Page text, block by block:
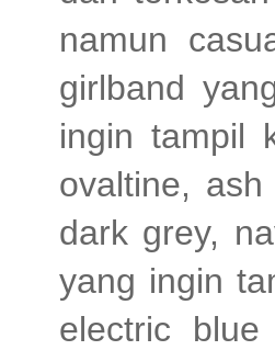
namun
girlband
ingin tampil
ovaltine,
dark grey,
yang ingin
electric